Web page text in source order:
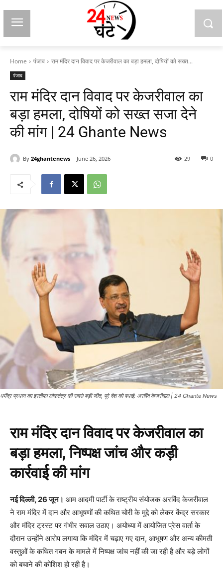
Home पंजाब राम मंदिर दान विवाद पर केजरीवाल का बड़ा हमला, दोषियों को सख्त...
पंजाब
राम मंदिर दान विवाद पर केजरीवाल का
बड़ा हमला, दोषियों को सख्त सजा देने
की मांग | 24 Ghante News
By 24ghantenews June 26, 2026 0
29
धर्मेंद्र प्रधान का इस्तीफा लोकतंत्र की सबसे बड़ी जीत, पूरे देश को बधाई: अरविंद केजरीवाल | 24 Ghante News
राम मंदिर दान विवाद पर केजरीवाल का
बड़ा हमला, निष्पक्ष जांच और कड़ी
कार्रवाई की मांग
नई दिल्ली, 26 जून। आम आदमी पार्टी के राष्ट्रीय संयोजक अरविंद केजरीवाल
ने राम मंदिर में दान और आभूषणों की कथित चोरी के मुद्दे को लेकर केंद्र सरकार
और मंदिर ट्रस्ट पर गंभीर सवाल उठाए। अयोध्या में आयोजित प्रेस वार्ता के
दौरान उन्होंने आरोप लगाया कि मंदिर में चढ़ाए गए दान, आभूषण और अन्य कीमती
वस्तुओं के कथित गबन के मामले में निष्पक्ष जांच नहीं की जा रही है और बड़े लोगों
को बचाने की कोशिश हो रही है।